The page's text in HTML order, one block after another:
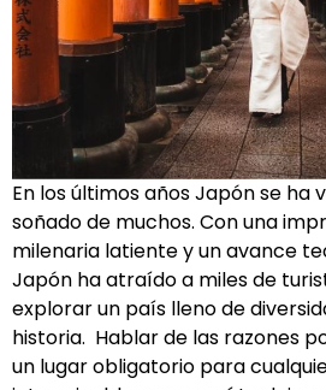
En los últimos años Japón se ha
soñado de muchos. Con una
milenaria latiente y un avance
Japón ha atraído a miles de
explorar un país lleno de
historia. Hablar de las razones
un lugar obligatorio para